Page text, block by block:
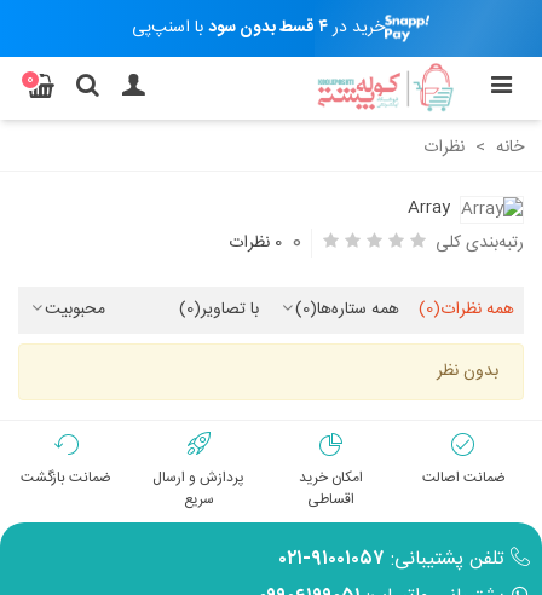
خرید در۴ قسط بدون سود با اسنپ‌پی
0
خانه > نظرات
Array
رتبه‌بندی کلی
0 0 نظرات
همه نظرات(0) همه ستاره‌ها(0) با تصاویر(0) محبوبیت
بدون نظر
ضمانت اصالت
امکان خرید
اقساطی
پردازش و ارسال
سریع
ضمانت بازگشت
تلفن پشتیبانی: ۹۱۰۰۱۰۵۷-۰۲۱